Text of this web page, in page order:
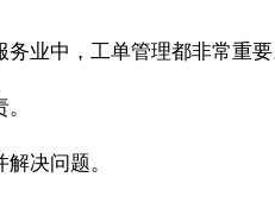
业中，工单管理都非常重
决问题。